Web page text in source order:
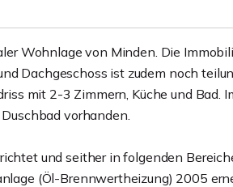
Wohnlage von Minden. Die
Dachgeschoss ist zudem noch
mit 2-3 Zimmern, Küche und Bad.
vorhanden.
und seither in folgenden
(Öl-Brennwertheizung) 2005